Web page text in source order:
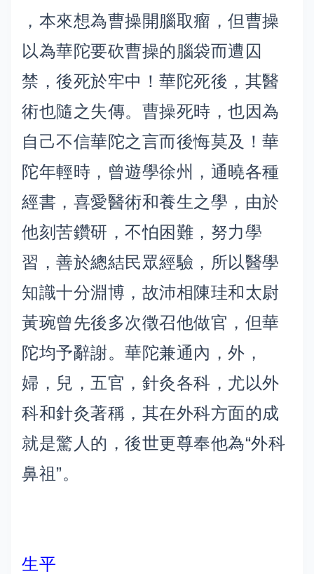
，本來想為曹操開腦取瘤，但曹操
以為華陀要砍曹操的腦袋而遭囚
禁，後死於牢中！華陀死後，其醫
術也隨之失傳。曹操死時，也因為
自己不信華陀之言而後悔莫及！華
陀年輕時，曾遊學徐州，通曉各種
經書，喜愛醫術和養生之學，由於
他刻苦鑽研，不怕困難，努力學
習，善於總結民眾經驗，所以醫學
知識十分淵博，故沛相陳珪和太尉
黃琬曾先後多次徵召他做官，但華
陀均予辭謝。華陀兼通內，外，
婦，兒，五官，針灸各科，尤以外
科和針灸著稱，其在外科方面的成
就是驚人的，後世更尊奉他為“外科
鼻祖”。
生平